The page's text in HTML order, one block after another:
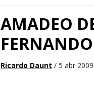
AMADEO
Ricardo Daunt / 5 abr